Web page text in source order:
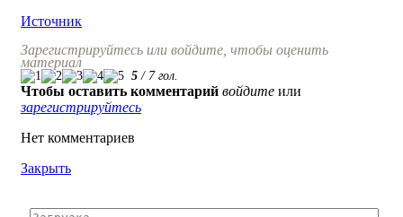
Источник
Зарегистрируйтесь или войдите, чтобы оценить
материал
5 / 7гол.
Чтобы оставить комментарий войдите или
зарегистрируйтесь
Нет комментариев
Закрыть